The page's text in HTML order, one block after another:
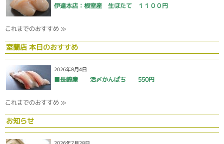
伊達本店：根室産 生ほたて １１００円
これまでのおすすめ ≫
室蘭店 本日のおすすめ
2026年8月4日
■長崎産 活〆かんぱち 550円
これまでのおすすめ ≫
お知らせ